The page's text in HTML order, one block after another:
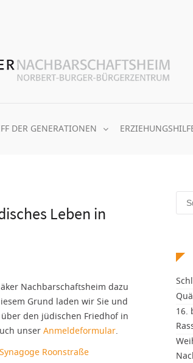
DER GENERATIONEN
Leben in
Nachbarschaftsheim dazu
Grund laden wir Sie und
den jüdischen Friedhof in
unserAnmeldeformular.
Synagoge Roonstraße
16.